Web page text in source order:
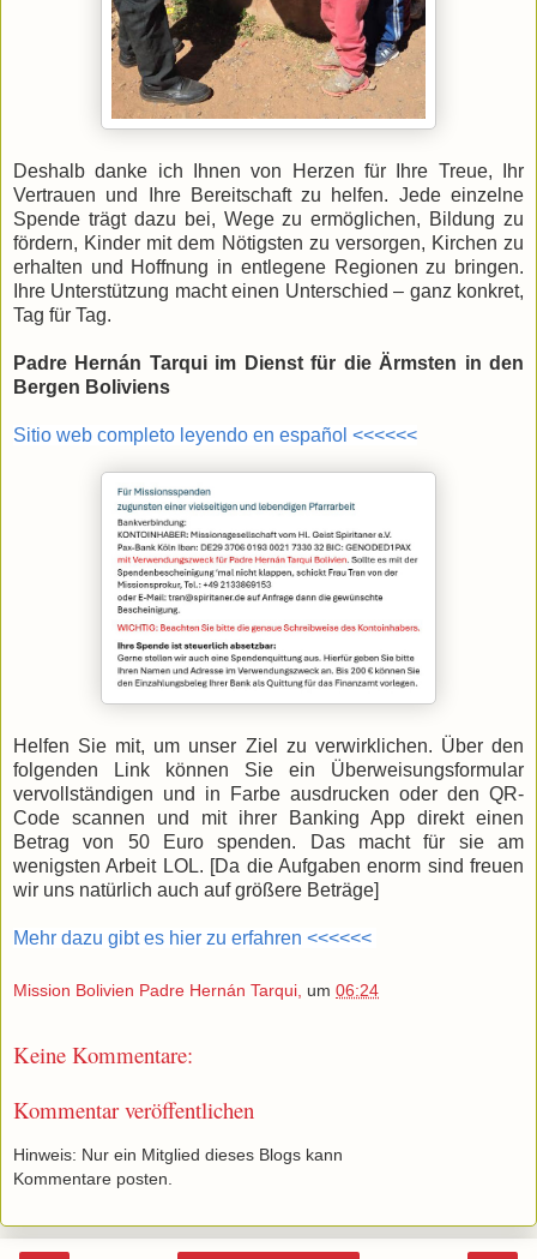
Deshalb danke ich Ihnen von Herzen für Ihre Treue, Ihr
Vertrauen und Ihre Bereitschaft zu helfen. Jede einzelne
Spende trägt dazu bei, Wege zu ermöglichen, Bildung zu
fördern, Kinder mit dem Nötigsten zu versorgen, Kirchen zu
erhalten und Hoffnung in entlegene Regionen zu bringen.
Ihre Unterstützung macht einen Unterschied – ganz konkret,
Tag für Tag.
Padre Hernán Tarqui im Dienst für die Ärmsten in den
Bergen Boliviens
Sitio web completo leyendo en español <<<<<<
Helfen Sie mit, um unser Ziel zu verwirklichen. Über den
folgenden Link können Sie ein Überweisungsformular
vervollständigen und in Farbe ausdrucken oder den QR-
Code scannen und mit ihrer Banking App direkt einen
Betrag von 50 Euro spenden. Das macht für sie am
wenigsten Arbeit LOL. [Da die Aufgaben enorm sind freuen
wir uns natürlich auch auf größere Beträge]
Mehr dazu gibt es hier zu erfahren <<<<<<
Mission Bolivien Padre Hernán Tarqui, um 06:24
Keine Kommentare:
Kommentar veröffentlichen
Hinweis: Nur ein Mitglied dieses Blogs kann
Kommentare posten.